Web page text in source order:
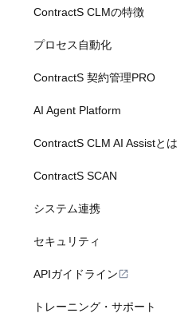
ContractS CLMの特徴
プロセス自動化
ContractS 契約管理PRO
AI Agent Platform
ContractS CLM AI Assistとは
ContractS SCAN
システム連携
セキュリティ
APIガイドライン
トレーニング・サポート